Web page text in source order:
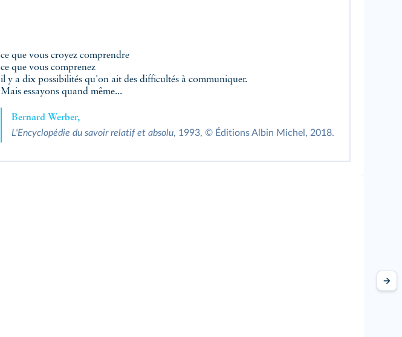
ce que vous croyez comprendre
ce que vous comprenez
il y a dix possibilités qu'on ait des difficultés à communiquer.
Mais essayons quand même...
Bernard Werber,
L'Encyclopédie du savoir relatif et absolu, 1993, © Éditions Albin Michel, 2018.